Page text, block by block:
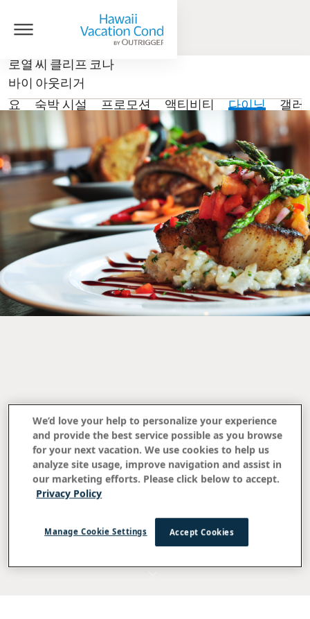
로열 씨 클리프 코나
바이 아웃리거
요
숙박 시설 프로모션 액티비티 다이닝 갤러
다이닝
하와이 섬의 풍
미
We’d love your help to personalize your experience
and provide the best service possible as you browse
for your next vacation. We use cookies to help us
analyze site usage, improve navigation and assist in
our marketing efforts. Please click below to accept.
Privacy Policy
Accept Cookies
Manage Cookie Settings